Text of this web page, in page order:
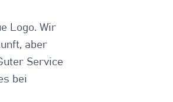
Logo. Wir
aber
Service
bei